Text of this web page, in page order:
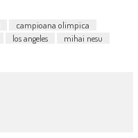
campioana olimpica
los angeles
mihai nesu